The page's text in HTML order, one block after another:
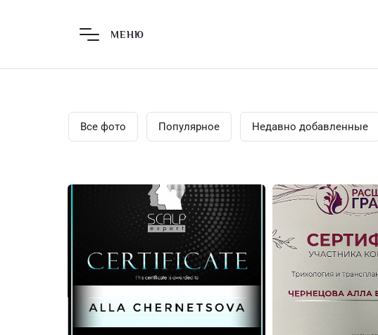
МЕНЮ
Все фото Популярное Недавно добавленные